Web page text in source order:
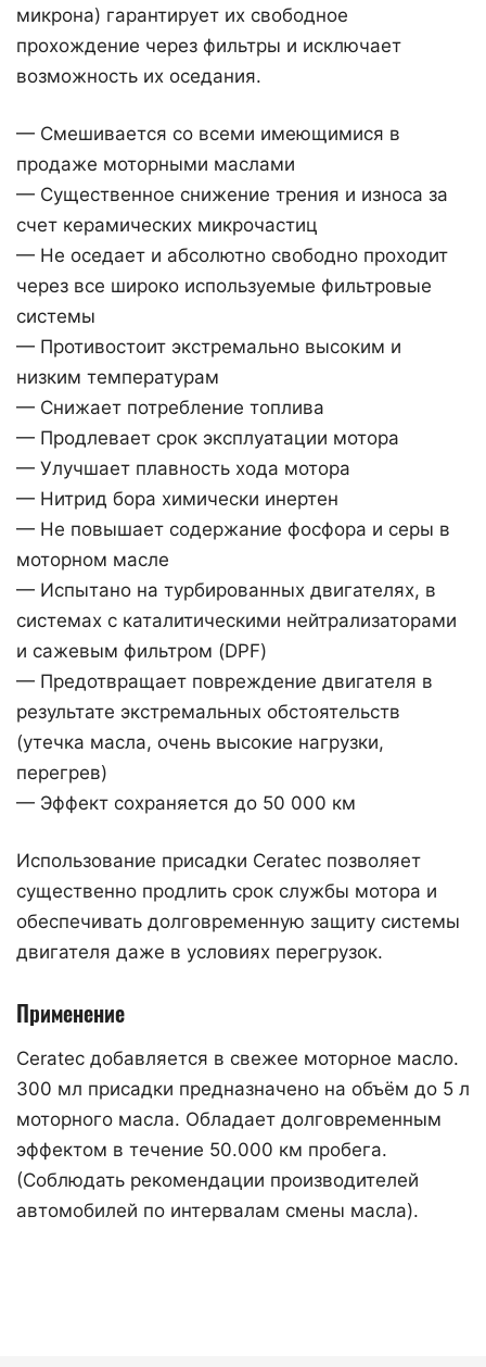
микрона) гарантирует их свободное
прохождение через фильтры и исключает
возможность их оседания.
— Смешивается со всеми имеющимися в
продаже моторными маслами
— Существенное снижение трения и износа за
счет керамических микрочастиц
— Не оседает и абсолютно свободно проходит
через все широко используемые фильтровые
системы
— Противостоит экстремально высоким и
низким температурам
— Снижает потребление топлива
— Продлевает срок эксплуатации мотора
— Улучшает плавность хода мотора
— Нитрид бора химически инертен
— Не повышает содержание фосфора и серы в
моторном масле
— Испытано на турбированных двигателях, в
системах с каталитическими нейтрализаторами
и сажевым фильтром (DPF)
— Предотвращает повреждение двигателя в
результате экстремальных обстоятельств
(утечка масла, очень высокие нагрузки,
перегрев)
— Эффект сохраняется до 50 000 км
Использование присадки Ceratec позволяет
существенно продлить срок службы мотора и
обеспечивать долговременную защиту системы
двигателя даже в условиях перегрузок.
Применение
Ceratec добавляется в свежее моторное масло.
300 мл присадки предназначено на объём до 5 л
моторного масла. Обладает долговременным
эффектом в течение 50.000 км пробега.
(Соблюдать рекомендации производителей
автомобилей по интервалам смены масла).